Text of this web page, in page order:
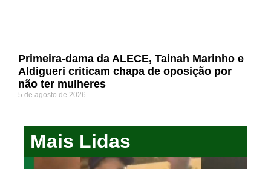
Primeira-dama da ALECE, Tainah Marinho e
Aldigueri criticam chapa de oposição por
não ter mulheres
5 de agosto de 2026
Mais Lidas